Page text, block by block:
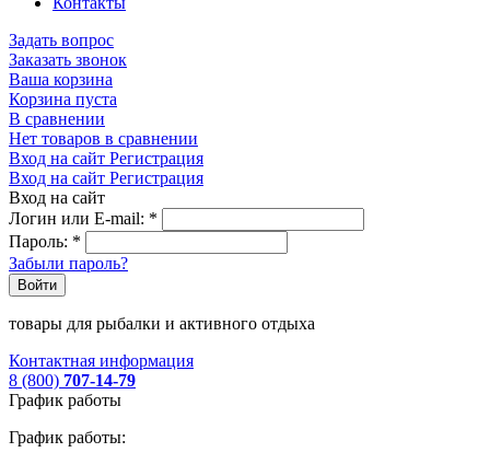
Задать вопрос
Заказать звонок
Ваша корзина
Корзина пуста
В сравнении
Нет товаров в сравнении
Вход на сайт Регистрация
Вход на сайт Регистрация
Вход на сайт
Логин или E-mail: *
Пароль: *
Забыли пароль?
Войти
товары для рыбалки и активного отдыха
Контактная информация
8 (800) 707-14-79
График работы
График работы: